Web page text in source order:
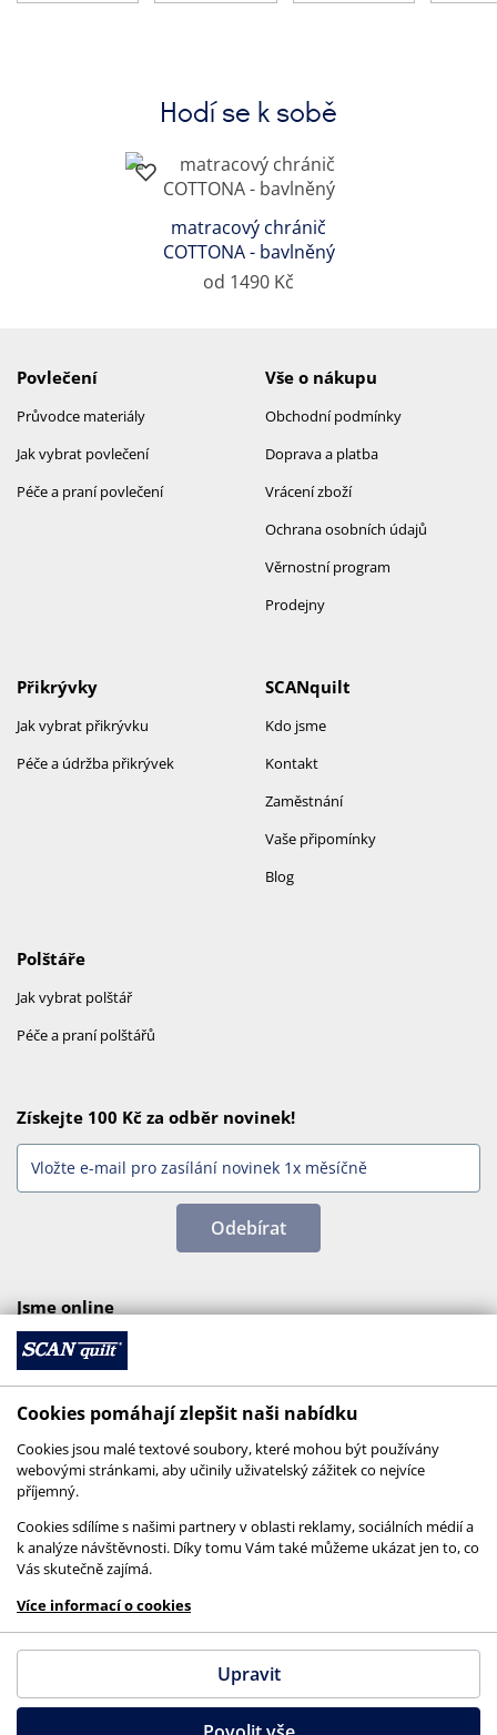
Hodí se k sobě
matracový chránič
COTTONA - bavlněný
od 1490 Kč
Povlečení
Průvodce materiály
Jak vybrat povlečení
Péče a praní povlečení
Vše o nákupu
Obchodní podmínky
Doprava a platba
Vrácení zboží
Ochrana osobních údajů
Věrnostní program
Prodejny
SCANquilt
Kdo jsme
Kontakt
Zaměstnání
Vaše připomínky
Blog
Přikrývky
Jak vybrat přikrývku
Péče a údržba přikrývek
Polštáře
Jak vybrat polštář
Péče a praní polštářů
Získejte 100 Kč za odběr novinek!
Odebírat
Jsme online
© 2026 SCANquilt - všechna práva vyhrazena
This site is protected by reCAPTCHA and the
GooglePrivacy PolicyandTerms of Serviceapply.
Cookies pomáhají zlepšit naši nabídku
Cookies jsou malé textové soubory, které mohou být používány
webovými stránkami, aby učinily uživatelský zážitek co nejvíce
příjemný.
Cookies sdílíme s našimi partnery v oblasti reklamy, sociálních médií a
k analýze návštěvnosti. Díky tomu Vám také můžeme ukázat jen to, co
Vás skutečně zajímá.
Více informací o cookies
Upravit